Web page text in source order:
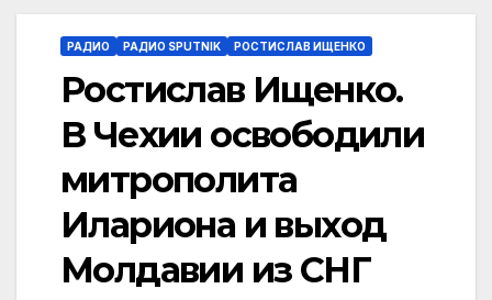
РАДИО РАДИО SPUTNIK РОСТИСЛАВ ИЩЕНКО
Ростислав Ищенко.
В Чехии освободили
митрополита
Илариона и выход
Молдавии из СНГ